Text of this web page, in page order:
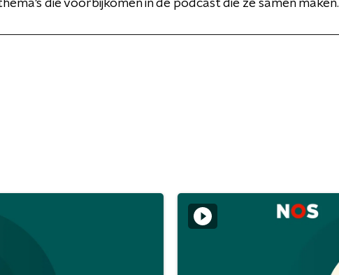
die voorbijkomen in de podcast die ze samen maken.